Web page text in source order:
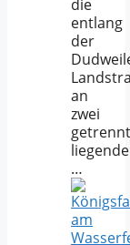
die
entlang
der
an
zwei
getrennt
…